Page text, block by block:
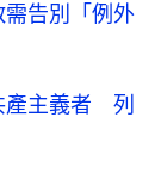
告別「例外
產主義者 列